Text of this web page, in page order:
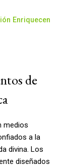
Enriquecen
de
medios
a la
divina. Los
diseñados